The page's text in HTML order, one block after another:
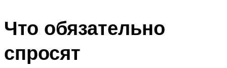
Что обязательно
спросят